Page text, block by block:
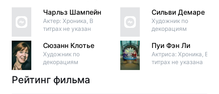
Чарльз Шампейн
Актер: Хроника, В
титрах не указан
Сюзанн Клотье
Художник по
декорациям
Сильви Демаре
Художник по
декорациям
Пуи Фэн Ли
Актриса: Хроника, В
титрах не указана
Рейтинг фильма